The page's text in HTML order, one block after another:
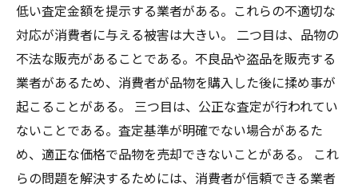
低い査定金額を提示する業者がある。これらの不適切な
対応が消費者に与える被害は大きい。 二つ目は、品物の
不法な販売があることである。不良品や盗品を販売する
業者があるため、消費者が品物を購入した後に揉め事が
起こることがある。 三つ目は、公正な査定が行われてい
ないことである。査定基準が明確でない場合があるた
め、適正な価格で品物を売却できないことがある。 これ
らの問題を解決するためには、消費者が信頼できる業者